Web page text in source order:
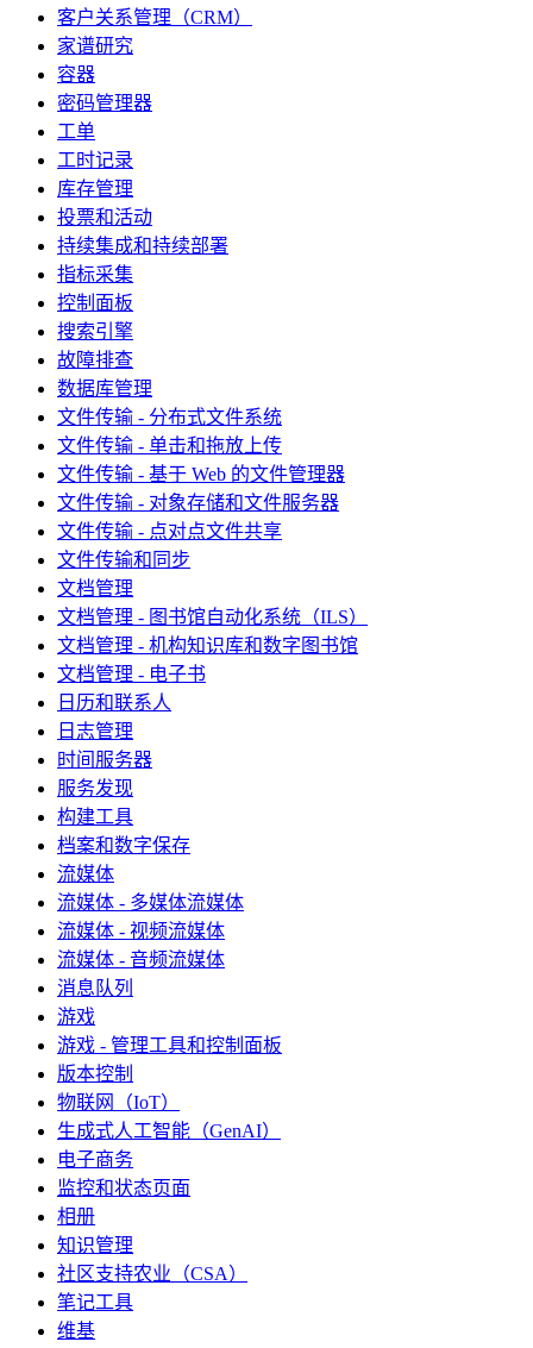
客户关系管理（CRM）
家谱研究
容器
密码管理器
工单
工时记录
库存管理
投票和活动
持续集成和持续部署
指标采集
控制面板
搜索引擎
故障排查
数据库管理
文件传输 - 分布式文件系统
文件传输 - 单击和拖放上传
文件传输 - 基于 Web 的文件管理器
文件传输 - 对象存储和文件服务器
文件传输 - 点对点文件共享
文件传输和同步
文档管理
文档管理 - 图书馆自动化系统（ILS）
文档管理 - 机构知识库和数字图书馆
文档管理 - 电子书
日历和联系人
日志管理
时间服务器
服务发现
构建工具
档案和数字保存
流媒体
流媒体 - 多媒体流媒体
流媒体 - 视频流媒体
流媒体 - 音频流媒体
消息队列
游戏
游戏 - 管理工具和控制面板
版本控制
物联网（IoT）
生成式人工智能（GenAI）
电子商务
监控和状态页面
相册
知识管理
社区支持农业（CSA）
笔记工具
维基